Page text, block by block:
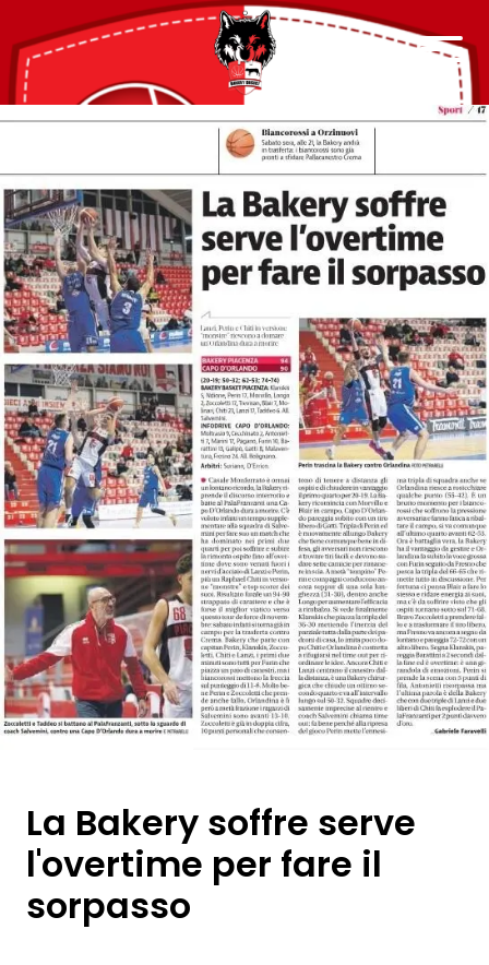
La Bakery soffre serve
l'overtime per fare il
sorpasso